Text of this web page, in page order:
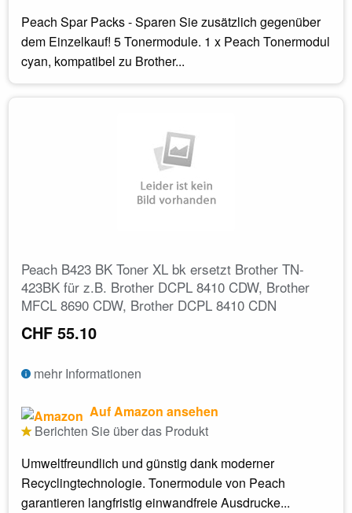
Peach Spar Packs - Sparen Sie zusätzlich gegenüber
dem Einzelkauf! 5 Tonermodule. 1 x Peach Tonermodul
cyan, kompatibel zu Brother...
Peach B423 BK Toner XL bk ersetzt Brother TN-
423BK für z.B. Brother DCPL 8410 CDW, Brother
MFCL 8690 CDW, Brother DCPL 8410 CDN
CHF 55.10
mehr Informationen
Auf Amazon ansehen
Berichten Sie über das Produkt
Umweltfreundlich und günstig dank moderner
Recyclingtechnologie. Tonermodule von Peach
garantieren langfristig einwandfreie Ausdrucke...